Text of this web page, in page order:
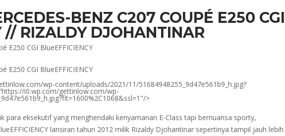
BENZ C207 COUPÉ E250 CGI
// RIZALDY DJOHANTINAR
E250 CGI BlueEFFICIENCY
E250 CGI BlueEFFICIENCY
wp-content/uploads/2021/11/51684948255_9d47e561b9_h.jpg?
i0.wp.com/gettinlow.com/wp-
>
para eksekutif yang menghendaki kenyamanan E-Class tapi bernuansa sporty,
lansiran tahun 2012 milik Rizaldy Djohantinar sepertinya tampil jauh lebih